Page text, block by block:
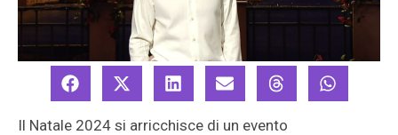
Il Natale 2024 si arricchisce di un evento